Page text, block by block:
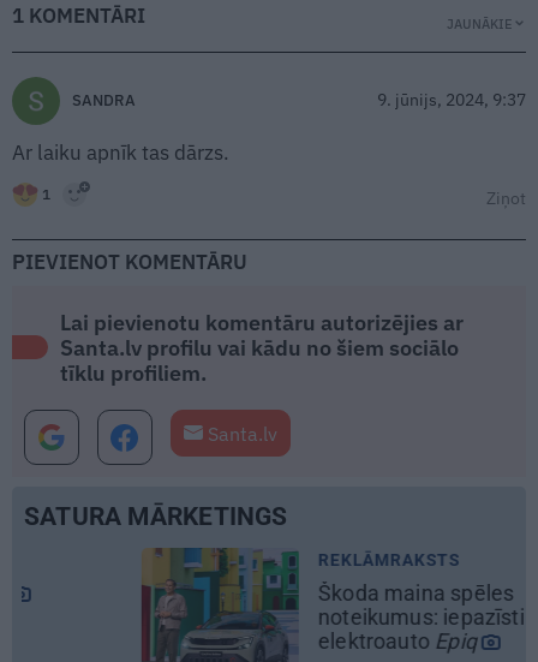
1 KOMENTĀRI JAUNĀKIE
SANDRA 9. jūnijs, 2024, 9:37
Ar laiku apnīk tas dārzs.
1 Ziņot
PIEVIENOT KOMENTĀRU
Lai pievienotu komentāru autorizējies ar
Santa.lv profilu vai kādu no šiem sociālo
tīklu profiliem.
Santa.lv
SATURA MĀRKETINGS
REKLĀMRAKSTS
Škoda maina spēles
noteikumus: iepazīsti pilsētas
elektroauto Epiq